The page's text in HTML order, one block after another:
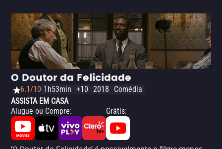
O Doutor da Felicidade
6.1/10 1h53min +10 2018
Comédia
ASSISTA EM CASA
Alugue ou Compre: Grátis: